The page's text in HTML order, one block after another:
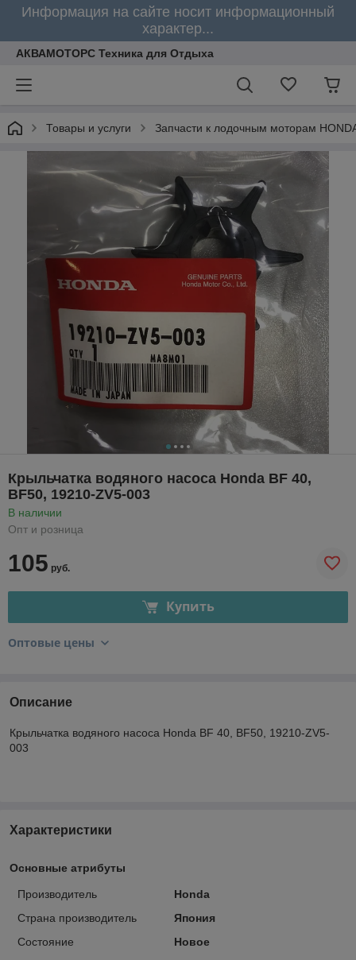
Информация на сайте носит информационный
характер...
АКВАМОТОРС Техника для Отдыха
Товары и услуги Запчасти к лодочным моторам
Крыльчатка водяного насоса Honda BF 40,
BF50, 19210-ZV5-003
В наличии
Опт и розница
105 руб.
Купить
Оптовые цены
Описание
Крыльчатка водяного насоса Honda BF 40, BF50, 19210-ZV5-
003
Характеристики
Основные атрибуты
Производитель
Honda
Страна производитель
Япония
Состояние
Новое